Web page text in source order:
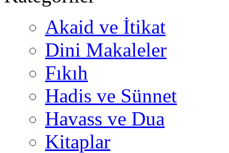
Akaid ve İtikat
Dini Makaleler
Fıkıh
Hadis ve Sünnet
Havass ve Dua
Kitaplar